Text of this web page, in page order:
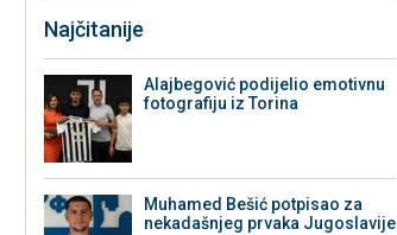
Najčitanije
Alajbegović podijelio emotivnu
fotografiju iz Torina
Muhamed Bešić potpisao za
nekadašnjeg prvaka Jugoslavije